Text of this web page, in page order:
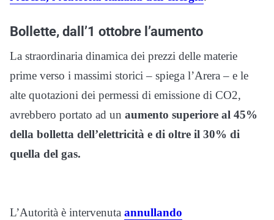
Bollette, dall’1 ottobre l’aumento
La straordinaria dinamica dei prezzi delle materie
prime verso i massimi storici – spiega l’Arera – e le
alte quotazioni dei permessi di emissione di CO2,
avrebbero portato ad un aumento superiore al 45%
della bolletta dell’elettricità e di oltre il 30% di
quella del gas.
L’Autorità è intervenuta annullando